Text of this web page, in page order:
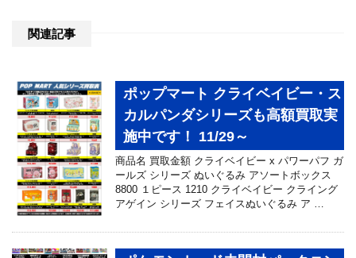
関連記事
ポップマート クライベイビー・ス
カルパンダシリーズも高額買取実
施中です！ 11/29～
商品名 買取金額 クライベイビー x パワーパフ ガ
ールズ シリーズ ぬいぐるみ アソートボックス
8800 １ピース 1210 クライベイビー クライング
アゲイン シリーズ フェイスぬいぐるみ ア …